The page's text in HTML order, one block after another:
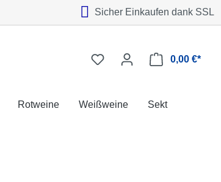
Sicher Einkaufen dank SSL
0,00 €*
Rotweine Weißweine Sekt